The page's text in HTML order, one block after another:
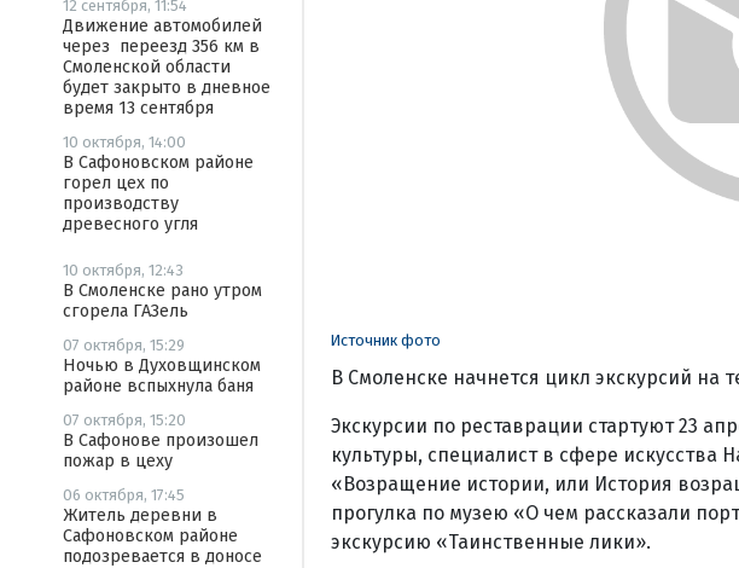
12 сентября, 11:54
Движение автомобилей
через переезд 356 км в
Смоленской области
будет закрыто в дневное
время 13 сентября
10 октября, 14:00
В Сафоновском районе
горел цех по
производству
древесного угля
10 октября, 12:43
В Смоленске рано утром
сгорела ГАЗель
07 октября, 15:29
Ночью в Духовщинском
районе вспыхнула баня
07 октября, 15:20
В Сафонове произошел
пожар в цеху
06 октября, 17:45
Житель деревни в
Сафоновском районе
подозревается в доносе
Источник фото
В Смоленске начнется цикл экскурсий на
Экскурсии по реставрации стартуют 23
культуры, специалист в сфере искусства
«Возращение истории, или История
прогулка по музею «О чем рассказали
экскурсию «Таинственные лики».